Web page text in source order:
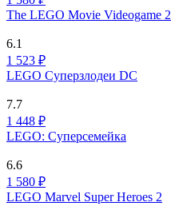
The LEGO Movie Videogame 2
6.1
1 523 ₽
LEGO Суперзлодеи DC
7.7
1 448 ₽
LEGO: Суперсемейка
6.6
1 580 ₽
LEGO Marvel Super Heroes 2